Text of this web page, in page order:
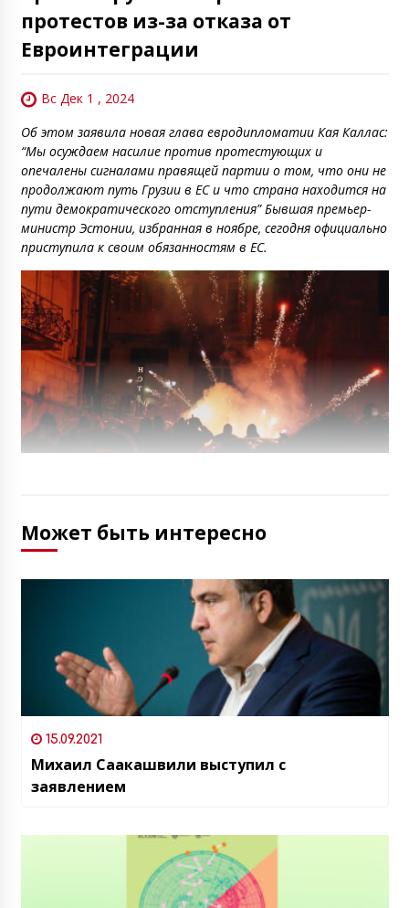
протестов из-за отказа от
Евроинтеграции
Вс Дек 1 , 2024
Об этом заявила новая глава евродипломатии Кая Каллас:
“Мы осуждаем насилие против протестующих и
опечалены сигналами правящей партии о том, что они не
продолжают путь Грузии в ЕС и что страна находится на
пути демократического отступления” Бывшая премьер-
министр Эстонии, избранная в ноябре, сегодня официально
приступила к своим обязанностям в ЕС.
Может быть интересно
15.09.2021
Михаил Саакашвили выступил с
заявлением